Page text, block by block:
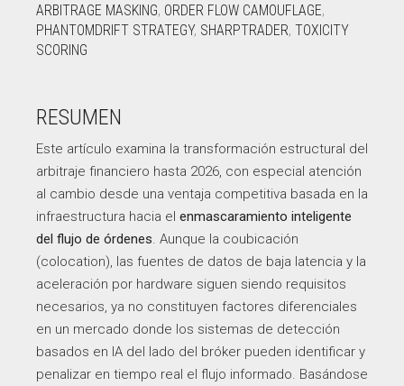
ARBITRAGE MASKING, ORDER FLOW CAMOUFLAGE,
PHANTOMDRIFT STRATEGY, SHARPTRADER, TOXICITY
SCORING
RESUMEN
Este artículo examina la transformación estructural del
arbitraje financiero hasta 2026, con especial atención
al cambio desde una ventaja competitiva basada en la
infraestructura hacia el enmascaramiento inteligente
del flujo de órdenes . Aunque la coubicación
(colocation), las fuentes de datos de baja latencia y la
aceleración por hardware siguen siendo requisitos
necesarios, ya no constituyen factores diferenciales
en un mercado donde los sistemas de detección
basados en IA del lado del bróker pueden identificar y
penalizar en tiempo real el flujo informado. Basándose